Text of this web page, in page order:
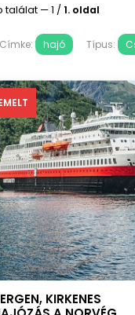
találat — 1 / 1. oldal
Címke: hajó Típus:
KIRKENES